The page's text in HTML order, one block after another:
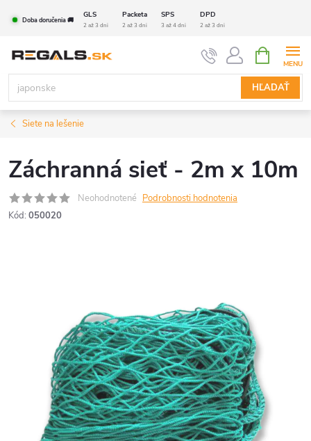
Doba doručenia 🚚
GLS Packeta SPS DPD
2 až 3 dni 2 až 3 dni 3 až 4 dni 2 až 3 dni
HĽADAŤ
KOŠÍK
Siete na lešenie
Záchranná sieť - 2m x 10m
Neohodnotené Podrobnosti hodnotenia
Kód: 050020